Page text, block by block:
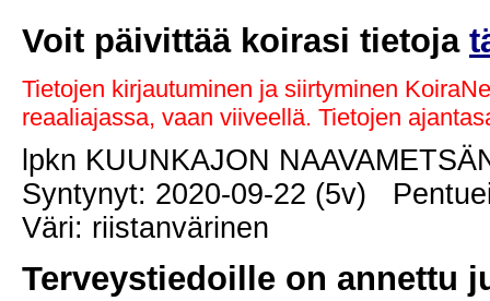
Voit päivittää koirasi tietoja
Tietojen kirjautuminen ja siirtyminen
reaaliajassa, vaan viiveellä. Tietojen
lpkn KUUNKAJON
Syntynyt: 2020-09-22 (5v)
Väri: riistanvärinen
Terveystiedoille on annettu